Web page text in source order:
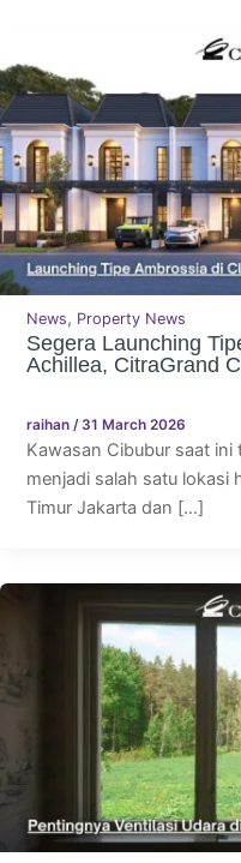
News, Property News
Segera Launching
Achillea, CitraGrand
raihan / 31 March 2026
Kawasan Cibubur saat
menjadi salah satu lokasi
Timur Jakarta dan […]